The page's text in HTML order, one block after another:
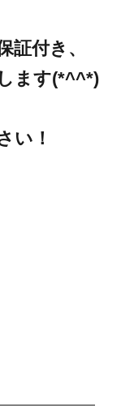
証付き、
ます(*^^*)
い！